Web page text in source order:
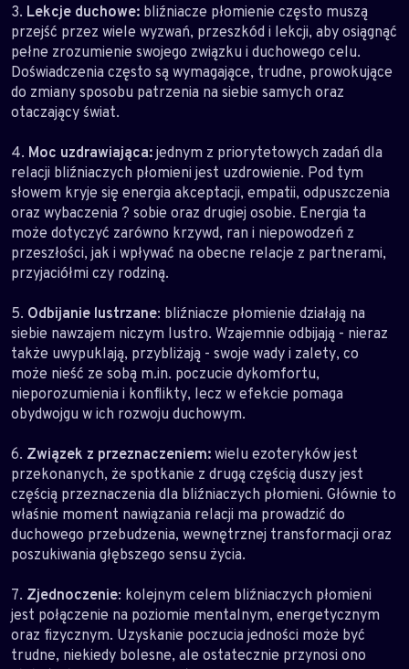
3. Lekcje duchowe: bliźniacze płomienie często muszą
przejść przez wiele wyzwań, przeszkód i lekcji, aby osiągnąć
pełne zrozumienie swojego związku i duchowego celu.
Doświadczenia często są wymagające, trudne, prowokujące
do zmiany sposobu patrzenia na siebie samych oraz
otaczający świat.
4. Moc uzdrawiająca:jednym z priorytetowych zadań dla
relacji bliźniaczych płomieni jest uzdrowienie. Pod tym
słowem kryje się energia akceptacji, empatii, odpuszczenia
oraz wybaczenia ? sobie oraz drugiej osobie. Energia ta
może dotyczyć zarówno krzywd, ran i niepowodzeń z
przeszłości, jak i wpływać na obecne relacje z partnerami,
przyjaciółmi czy rodziną.
5. Odbijanie lustrzane: bliźniacze płomienie działają na
siebie nawzajem niczym lustro. Wzajemnie odbijają - nieraz
także uwypuklają, przybliżają - swoje wady i zalety, co
może nieść ze sobą m.in. poczucie dykomfortu,
nieporozumienia i konflikty, lecz w efekcie pomaga
obydwojgu w ich rozwoju duchowym.
6. Związek z przeznaczeniem:wielu ezoteryków jest
przekonanych, że spotkanie z drugą częścią duszy jest
częścią przeznaczenia dla bliźniaczych płomieni. Głównie to
właśnie moment nawiązania relacji ma prowadzić do
duchowego przebudzenia, wewnętrznej transformacji oraz
poszukiwania głębszego sensu życia.
7. Zjednoczenie: kolejnym celem bliźniaczych płomieni
jest połączenie na poziomie mentalnym, energetycznym
oraz fizycznym. Uzyskanie poczucia jedności może być
trudne, niekiedy bolesne, ale ostatecznie przynosi ono